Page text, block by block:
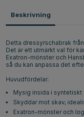
Beskrivning
Detta dressyrschabrak
Det är ett utmärkt val för
Exatron-mönster och
så du kan anpassa det
Huvudfördelar:
Mysig insida i
Skyddar mot skav,
Exatron-mönster och